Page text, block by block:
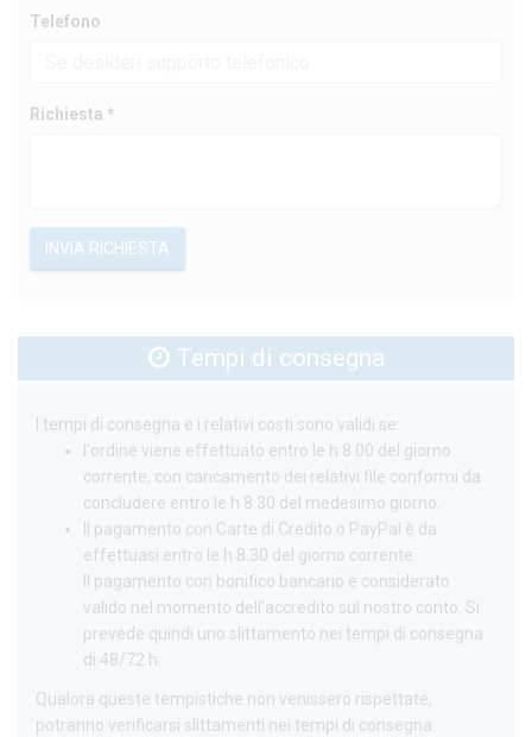
Telefono
Richiesta *
INVIA RICHIESTA
Tempi di consegna
I tempi di consegna e i relativi costi sono validi se:
l'ordine viene effettuato entro le h 8.00 del giorno
corrente, con caricamento dei relativi file conformi da
concludere entro le h 8.30 del medesimo giorno.
Il pagamento con Carte di Credito o PayPal è da
effettuasi entro le h 8.30 del giorno corrente.
Il pagamento con bonifico bancario è considerato
valido nel momento dell’accredito sul nostro conto. Si
prevede quindi uno slittamento nei tempi di consegna
di 48/72 h.
Qualora queste tempistiche non venissero rispettate,
potranno verificarsi slittamenti nei tempi di consegna.